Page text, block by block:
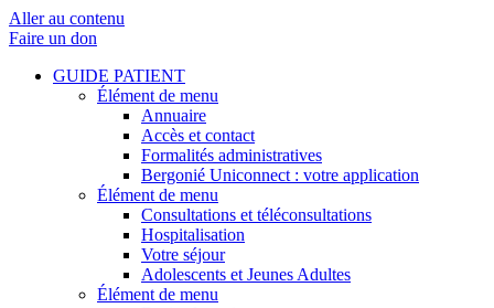
Aller au contenu
Faire un don
GUIDE PATIENT
Élément de menu
Annuaire
Accès et contact
Formalités administratives
Bergonié Uniconnect : votre application
Élément de menu
Consultations et téléconsultations
Hospitalisation
Votre séjour
Adolescents et Jeunes Adultes
Élément de menu